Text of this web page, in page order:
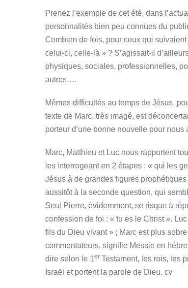
Prenez l’exemple de cet été, dans
personnalités bien peu connues du
Combien de fois, pour ceux qui
celui-ci, celle-là » ? S’agissait-il
physiques, sociales, professionnelles,
autres….
Mêmes difficultés au temps de Jésus,
texte de Marc, très imagé, est
porteur d’une bonne nouvelle pour nous
Marc, Matthieu et Luc nous rapportent
les interrogeant en 2 étapes : « qui les
Jésus à de grandes figures
aussitôt à la seconde question, qui
Seul Pierre, évidemment, se risque à
confession de foi : « tu es le Christ ».
fils du Dieu vivant » ; Marc est plus
commentateurs, signifie Messie en
dire selon le 1er Testament, les rois, les
Israël et portent la parole de Dieu. cv